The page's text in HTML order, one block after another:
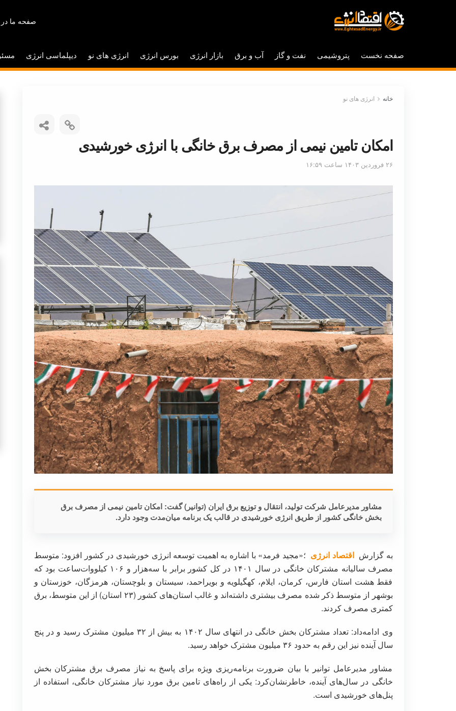
صفحه ما در
صفحه نخست پتروشیمی نفت و گاز آب و برق بازار انرژی بورس انرژی انرژی های نو دیپلماسی انرژی
خانه انرژی های نو
امکان تامین نیمی از مصرف برق خانگی با انرژی خورشیدی
۲۶ فروردین ۱۴۰۳ ساعت ۱۶:۵۹
مشاور مدیرعامل شرکت تولید، انتقال و توزیع برق ایران (توانیر) گفت: امکان تامین نیمی از مصرف برق
بخش خانگی کشور از طریق انرژی خورشیدی در قالب یک برنامه میان‌مدت وجود دارد.
به گزارشاقتصاد انرژی ؛«مجید فرمد» با اشاره به اهمیت توسعه انرژی خورشیدی در کشور افزود: متوسط
مصرف سالیانه مشترکان خانگی در سال ۱۴۰۱ در کل کشور برابر با سه‌هزار و ۱۰۶ کیلووات‌ساعت بود که
فقط هشت استان فارس، کرمان، ایلام، کهگیلویه و بویراحمد، سیستان و بلوچستان، هرمزگان، خوزستان و
بوشهر از متوسط ذکر شده مصرف بیشتری داشته‌اند و غالب استان‌های کشور (۲۳ استان) از این متوسط، برق
کمتری مصرف کردند.
وی ادامه‌داد: تعداد مشترکان بخش خانگی در انتهای سال ۱۴۰۲ به بیش از ۳۲ میلیون مشترک رسید و در پنج
سال آینده نیز این رقم به حدود ۳۶ میلیون مشترک خواهد رسید.
مشاور مدیرعامل توانیر با بیان ضرورت برنامه‌ریزی ویژه برای پاسخ به نیاز مصرف برق مشترکان بخش
خانگی در سال‌های آینده، خاطرنشان‌کرد: یکی از راه‌های تامین برق مورد نیاز مشترکان خانگی، استفاده از
پنل‌های خورشیدی است.